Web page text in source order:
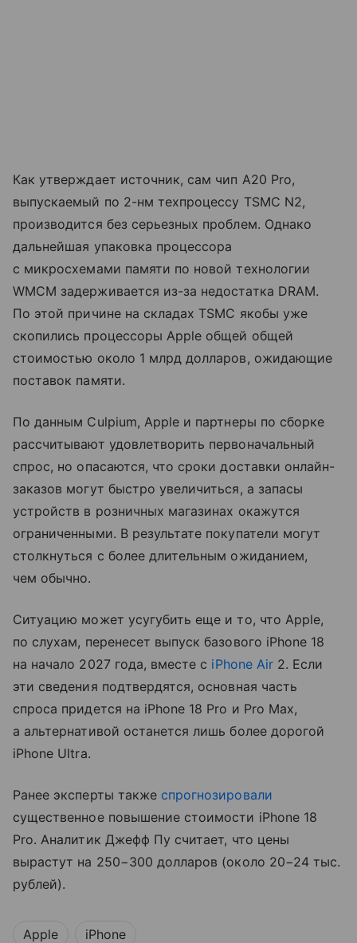
Как утверждает источник, сам чип A20 Pro,
выпускаемый по 2-нм техпроцессу TSMC N2,
производится без серьезных проблем. Однако
дальнейшая упаковка процессора
с микросхемами памяти по новой технологии
WMCM задерживается из-за недостатка DRAM.
По этой причине на складах TSMC якобы уже
скопились процессоры Apple общей общей
стоимостью около 1 млрд долларов, ожидающие
поставок памяти.
По данным Culpium, Apple и партнеры по сборке
рассчитывают удовлетворить первоначальный
спрос, но опасаются, что сроки доставки онлайн-
заказов могут быстро увеличиться, а запасы
устройств в розничных магазинах окажутся
ограниченными. В результате покупатели могут
столкнуться с более длительным ожиданием,
чем обычно.
Ситуацию может усугубить еще и то, что Apple,
по слухам, перенесет выпуск базового iPhone 18
на начало 2027 года, вместе с iPhone Air2. Если
эти сведения подтвердятся, основная часть
спроса придется на iPhone 18 Pro и Pro Max,
а альтернативой останется лишь более дорогой
iPhone Ultra.
Ранее эксперты также спрогнозировали
существенное повышение стоимости iPhone 18
Pro. Аналитик Джефф Пу считает, что цены
вырастут на 250−300 долларов (около 20−24 тыс.
рублей).
Apple iPhone